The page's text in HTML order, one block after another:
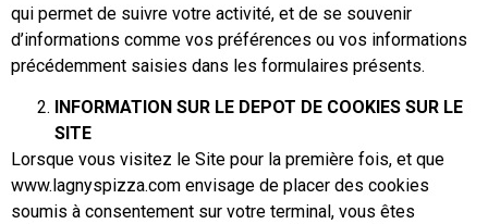
qui permet de suivre votre activité, et de se souvenir
d’informations comme vos préférences ou vos informations
précédemment saisies dans les formulaires présents.
INFORMATION SUR LE DEPOT DE COOKIES SUR LE
SITE
Lorsque vous visitez le Site pour la première fois, et que
www.lagnyspizza.com envisage de placer des cookies
soumis à consentement sur votre terminal, vous êtes